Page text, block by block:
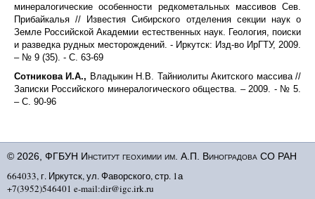
минералогические особенности редкометальных массивов Сев.
Прибайкалья // Известия Сибирского отделения секции наук о
Земле Российской Академии естественных наук. Геология, поиски
и разведка рудных месторождений. - Иркутск: Изд-во ИрГТУ, 2009.
– № 9 (35). - С. 63-69
Сотникова И.А., Владыкин Н.В. Тайниолиты Акитского массива //
Записки Российского минералогического общества. – 2009. - № 5.
– С. 90-96
© 2026, ФГБУН Институт геохимии им. А.П. Виноградова СО РАН
664033, г. Иркутск, ул. Фаворского, стр. 1а
+7(3952)546401 e-mail:dir@igc.irk.ru